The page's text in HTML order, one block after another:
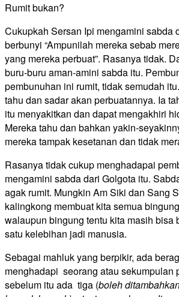
Rumit bukan?
Cukupkah Sersan Ipi mengamini sabda
berbunyi “Ampunilah mereka sebab
yang mereka perbuat”. Rasanya tidak.
buru-buru aman-amini sabda itu.
pembunuhan ini rumit, tidak semudah
tahu dan sadar akan perbuatannya. Ia
itu menyakitkan dan dapat mengakhiri
Mereka tahu dan bahkan yakin-
mereka tampak kesetanan dan tidak
Rasanya tidak cukup menghadapai
mengamini sabda dari Golgota itu.
agak rumit. Mungkin Am Siki dan Sang
kalingkong membuat kita semua
walaupun bingung tentu kita masih bisa
satu kelebihan jadi manusia.
Sebagai mahluk yang berpikir, ada
menghadapi seorang atau sekumpulan
sebelum itu ada tiga (boleh